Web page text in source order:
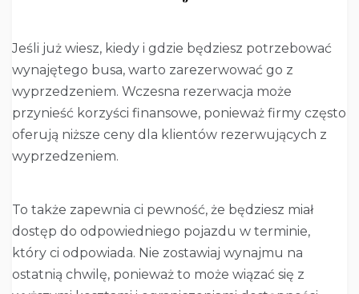
Jeśli już wiesz, kiedy i gdzie będziesz potrzebować
wynajętego busa, warto zarezerwować go z
wyprzedzeniem. Wczesna rezerwacja może
przynieść korzyści finansowe, ponieważ firmy często
oferują niższe ceny dla klientów rezerwujących z
wyprzedzeniem.
To także zapewnia ci pewność, że będziesz miał
dostęp do odpowiedniego pojazdu w terminie,
który ci odpowiada. Nie zostawiaj wynajmu na
ostatnią chwilę, ponieważ to może wiązać się z